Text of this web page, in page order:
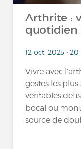
Arthrite :
quotidien
12 oct. 2025 •
Vivre avec
gestes les
véritables
bocal ou
source de